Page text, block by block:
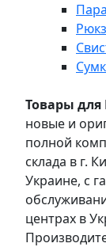
Товары
новые и
полной
склада в г.
Украине, с
центрах в